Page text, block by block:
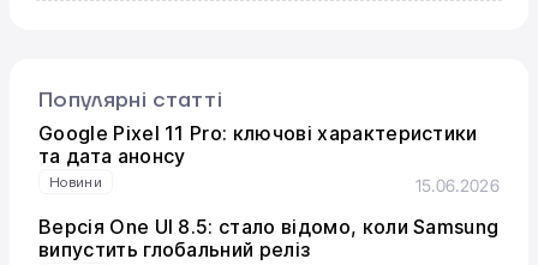
Популярні статті
Google Pixel 11 Pro: ключові характеристики
та дата анонсу
Новини 15.06.2026
Версія One UI 8.5: стало відомо, коли Samsung
випустить глобальний реліз